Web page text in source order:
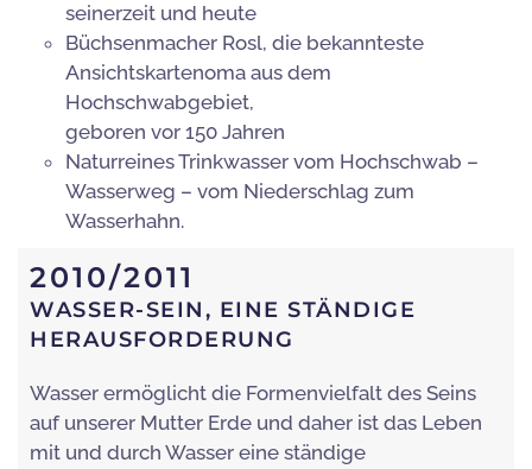
seinerzeit und heute
Büchsenmacher Rosl, die bekannteste
Ansichtskartenoma aus dem
Hochschwabgebiet,
geboren vor 150 Jahren
Naturreines Trinkwasser vom Hochschwab –
Wasserweg – vom Niederschlag zum
Wasserhahn.
2010/2011
WASSER-SEIN, EINE STÄNDIGE
HERAUSFORDERUNG
Wasser ermöglicht die Formenvielfalt des Seins
auf unserer Mutter Erde und daher ist das Leben
mit und durch Wasser eine ständige